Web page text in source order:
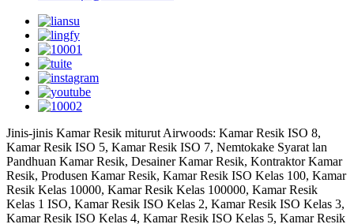
Jinis-jinis Kamar Resik miturut Airwoods: Kamar Resik ISO 8,
Kamar Resik ISO 5, Kamar Resik ISO 7, Nemtokake Syarat lan
Pandhuan Kamar Resik, Desainer Kamar Resik, Kontraktor Kamar
Resik, Produsen Kamar Resik, Kamar Resik ISO Kelas 100, Kamar
Resik Kelas 10000, Kamar Resik Kelas 100000, Kamar Resik
Kelas 1 ISO, Kamar Resik ISO Kelas 2, Kamar Resik ISO Kelas 3,
Kamar Resik ISO Kelas 4, Kamar Resik ISO Kelas 5, Kamar Resik